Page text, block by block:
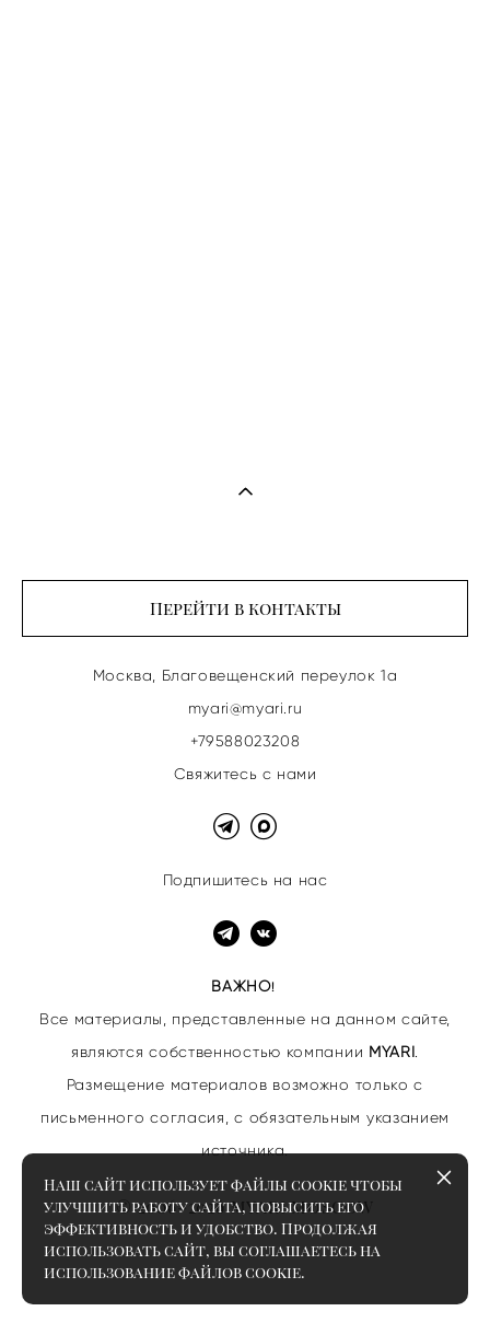
Перейти в контакты
Москва, Благовещенский переулок 1а
myari@myari.ru
+79588023208
Свяжитесь с нами
Подпишитесь на нас
ВАЖНО!
Все материалы, представленные на данном сайте,
являются собственностью компании MYARI
Размещение материалов возможно только с
письменного согласия, с обязательным указанием
источника.
© 2006–2026 MYARI MOSCOW
сайт от vigbo
Наш сайт использует файлы cookie чтобы
улучшить работу сайта, повысить его
эффективность и удобство. Продолжая
использовать сайт, вы соглашаетесь на
использование файлов cookie.